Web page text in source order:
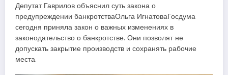
Депутат Гаврилов объяснил суть закона о
предупреждении банкротстваОльга ИгнатоваГосдума
сегодня приняла закон о важных изменениях в
законодательство о банкротстве. Они позволят не
допускать закрытие производств и сохранять рабочие
места.